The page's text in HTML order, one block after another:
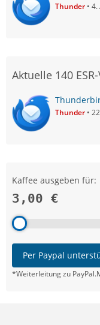
Thunder 4.
Aktuelle 140
Thunder
Kaffee ausgeben für:
3,00 €
Per Paypal
*Weiterleitung zu